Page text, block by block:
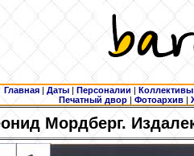
Главная | Даты | Персоналии | Коллективы
Печатный двор | Фотоархив |
Мордберг.